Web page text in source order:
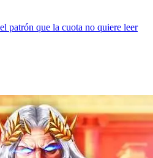
patrón que la cuota no quiere leer